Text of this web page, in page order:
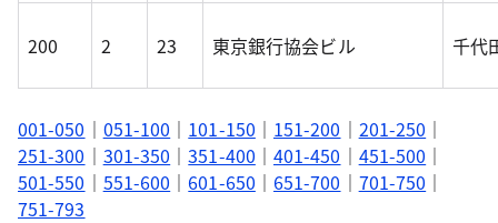
200 2 23 東京銀行協会ビル 千代
001-050 ｜ 051-100 ｜ 101-150 ｜ 151-200 ｜ 201-250 ｜
251-300 ｜ 301-350 ｜351-400 ｜ 401-450 ｜ 451-500 ｜
501-550 ｜ 551-600 ｜ 601-650 ｜ 651-700 ｜ 701-750 ｜
751-793